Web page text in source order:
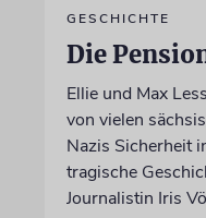
GESCHICHTE
Die
Ellie und Max
von vielen
Nazis Sicherheit
tragische
Journalistin Iris